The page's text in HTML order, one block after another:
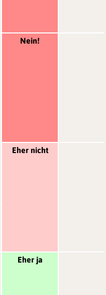
Nein!
Eher nicht
Eher ja